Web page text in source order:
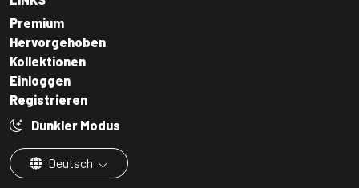
Premium
Hervorgehoben
Kollektionen
Einloggen
Registrieren
Dunkler Modus
Deutsch